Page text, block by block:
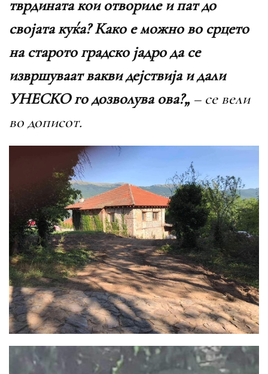
тврдината кои отвориле и пат до
својата куќа? Како е можно во срцето
на старото градско јадро да се
извршуваат вакви дејствија и дали
УНЕСКО го дозволува ова?„– се вели
во дописот.